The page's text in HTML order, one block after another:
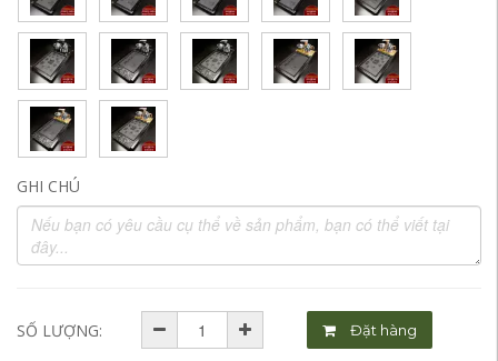
GHI CHÚ
SỐ LƯỢNG: Đặt hàng